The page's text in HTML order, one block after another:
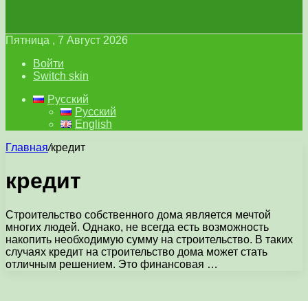
Пятница , 7 Август 2026
Войти
Switch skin
Русский
Русский
English
Главная/кредит
кредит
Строительство собственного дома является мечтой
многих людей. Однако, не всегда есть возможность
накопить необходимую сумму на строительство. В таких
случаях кредит на строительство дома может стать
отличным решением. Это финансовая …